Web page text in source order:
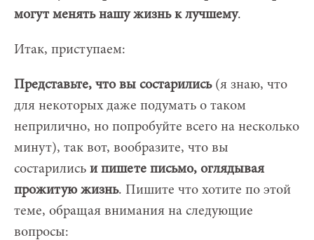
могут менять нашу жизнь к лучшему.
Итак, приступаем:
Представьте, что вы состарились(я знаю, что
для некоторых даже подумать о таком
неприлично, но попробуйте всего на несколько
минут), так вот, вообразите, что вы
состарились и пишете письмо, оглядывая
прожитую жизнь. Пишите что хотите по этой
теме, обращая внимания на следующие
вопросы: